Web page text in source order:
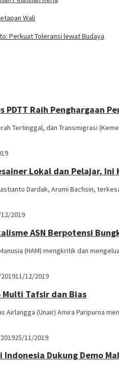
Wali
Perkuat Toleransi lewat Budaya
PDTT Raih Penghargaan
Tertinggal, dan Transmigrasi
Lokal dan Pelajar, Ini
Dardak, Arumi Bachsin,
2019
ASN Berpotensi
(HAM) mengkritik dan
11/12/2019
Multi Tafsir dan Bias
Airlangga (Unair) Amira Paripurna
25/11/2019
Dukung Demo